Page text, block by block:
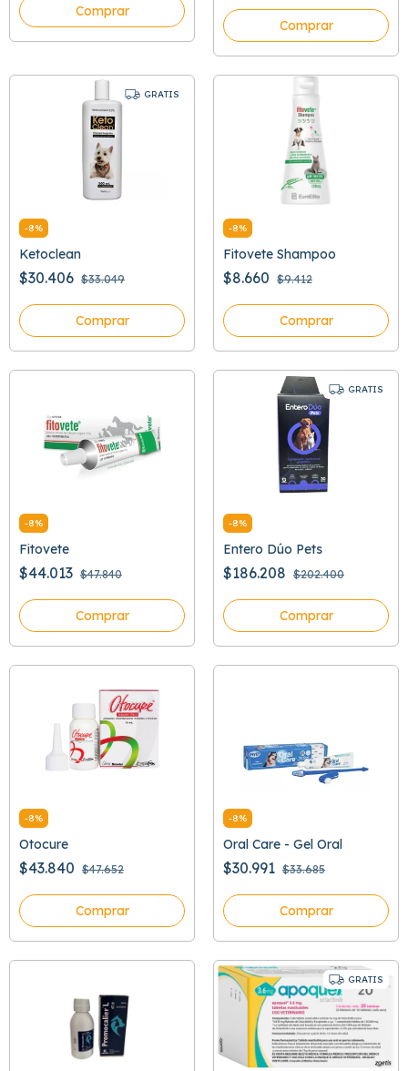
Comprar
Comprar
GRATIS
-8%
Ketoclean
$30.406 $33.049
Comprar
-8%
Fitovete Shampoo
$8.660 $9.412
Comprar
-8%
Fitovete
$44.013 $47.840
Comprar
GRATIS
-8%
Entero Dúo Pets
$186.208 $202.400
Comprar
-8%
Otocure
$43.840 $47.652
Comprar
-8%
Oral Care - Gel Oral
$30.991 $33.685
Comprar
GRATIS